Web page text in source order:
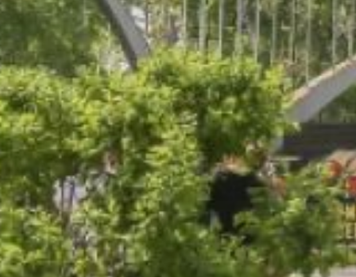
для радиационного
контроля. Дополнительно
работают 25 постов,
оснащённых комплексной
системой мониторинга,
которая позволяет
отслеживать
и анализировать
распространение
потенциально опасных
веществ в окружающей
среде. Посты расположены
в 17 муниципальных
образованиях края.
По информации «Яндекс.
Пробки», на дорогах
Хабаровска в утренние
часы затруднения